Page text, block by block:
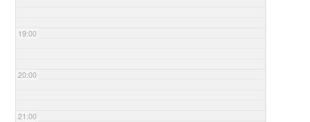
19:00
20:00
21:00